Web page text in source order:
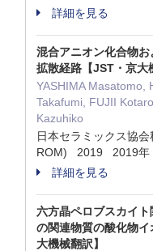
詳細を見る
混合アニオン化合物
拡散経路【JST・京大
YASHIMA Masatomo,
Takafumi, FUJII
Kazuhiko
日本セラミックス協
ROM) 2019 2019年
詳細を見る
六方晶ペロブスカイ
の関連物質の酸化物
大機械翻訳】